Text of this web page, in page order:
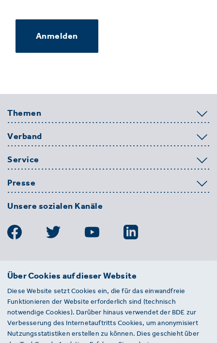
Anmelden
Themen
Verband
Service
Presse
Unsere sozialen Kanäle
BDE
Entsorgungs-, Wasser- und
Kreislaufwirtschaft e. V.
Von-der-Heydt-Straße 2
D 10785 Berlin
Über Cookies auf dieser Website
Diese Website setzt Cookies ein, die für das einwandfreie
Funktionieren der Website erforderlich sind (technisch
notwendige Cookies). Darüber hinaus verwendet der BDE zur
Verbesserung des Internetauftritts Cookies, um anonymisiert
Nutzungsstatistiken erstellen zu können. Dies geschieht über